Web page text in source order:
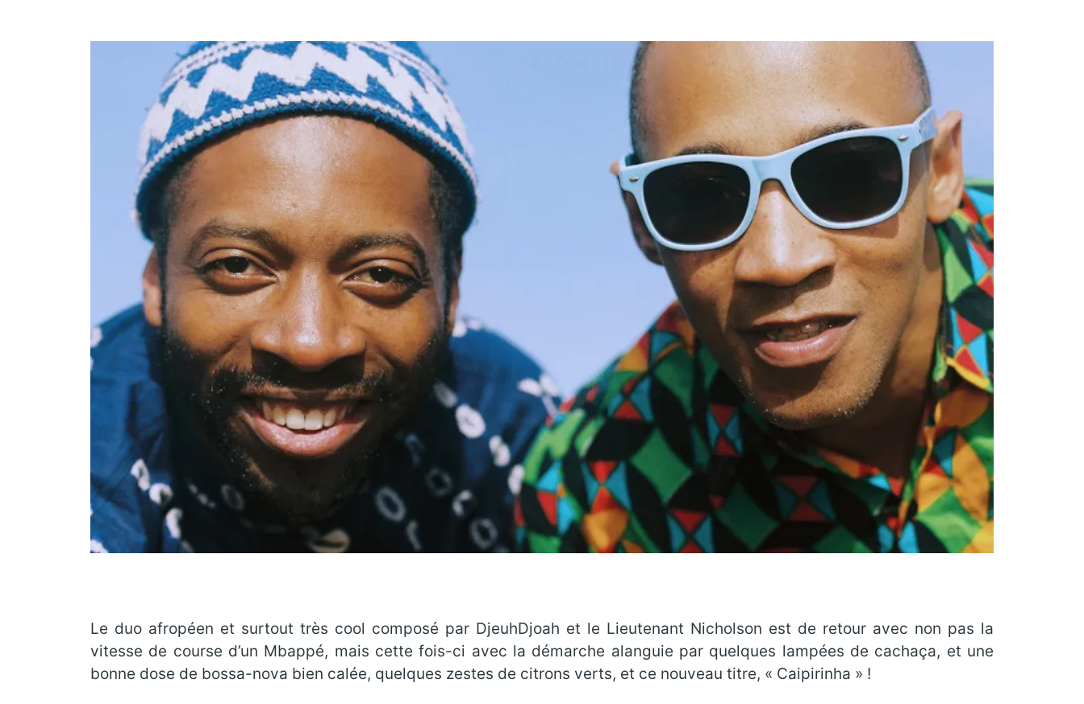
Le duo afropéen et surtout très cool composé par DjeuhDjoah et le Lieutenant Nicholson est de retour avec non pas la
vitesse de course d’un Mbappé, mais cette fois-ci avec la démarche alanguie par quelques lampées de cachaça, et une
bonne dose de bossa-nova bien calée, quelques zestes de citrons verts, et ce nouveau titre, « Caipirinha » !